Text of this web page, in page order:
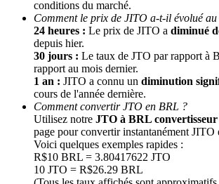
Parrainage
Invitez un ami pour recevoir des
Deposit CASHCAT & Win
conditions du marché.
Comment le prix de JITO a-t-il évolué
24 heures : Le prix de JITO a diminué
depuis hier.
30 jours : Le taux de JTO par rapport à
rapport au mois dernier.
1 an : JITO a connu un diminution
cours de l'année dernière.
Comment convertir JTO en BRL ?
Utilisez notre JTO à BRL convertisseur
page pour convertir instantanément JITO
Voici quelques exemples rapides :
R$10 BRL = 3.80417622 JTO
10 JTO = R$26.29 BRL